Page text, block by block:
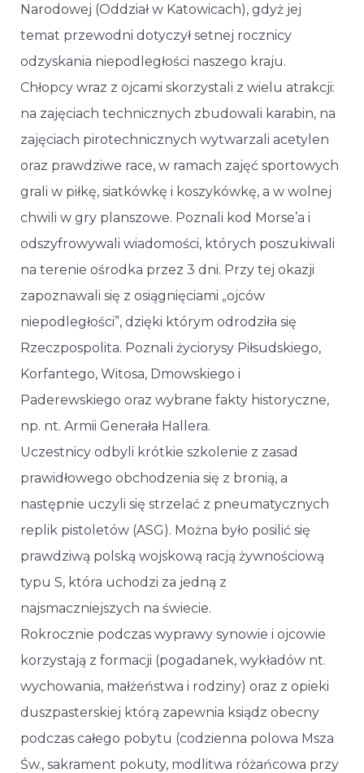
Narodowej (Oddział w Katowicach), gdyż jej
temat przewodni dotyczył setnej rocznicy
odzyskania niepodległości naszego kraju.
Chłopcy wraz z ojcami skorzystali z wielu atrakcji:
na zajęciach technicznych zbudowali karabin, na
zajęciach pirotechnicznych wytwarzali acetylen
oraz prawdziwe race, w ramach zajęć sportowych
grali w piłkę, siatkówkę i koszykówkę, a w wolnej
chwili w gry planszowe. Poznali kod Morse’a i
odszyfrowywali wiadomości, których poszukiwali
na terenie ośrodka przez 3 dni. Przy tej okazji
zapoznawali się z osiągnięciami „ojców
niepodległości”, dzięki którym odrodziła się
Rzeczpospolita. Poznali życiorysy Piłsudskiego,
Korfantego, Witosa, Dmowskiego i
Paderewskiego oraz wybrane fakty historyczne,
np. nt. Armii Generała Hallera.
Uczestnicy odbyli krótkie szkolenie z zasad
prawidłowego obchodzenia się z bronią, a
następnie uczyli się strzelać z pneumatycznych
replik pistoletów (ASG). Można było posilić się
prawdziwą polską wojskową racją żywnościową
typu S, która uchodzi za jedną z
najsmaczniejszych na świecie.
Rokrocznie podczas wyprawy synowie i ojcowie
korzystają z formacji (pogadanek, wykładów nt.
wychowania, małżeństwa i rodziny) oraz z opieki
duszpasterskiej którą zapewnia ksiądz obecny
podczas całego pobytu (codzienna polowa Msza
Św., sakrament pokuty, modlitwa różańcowa przy